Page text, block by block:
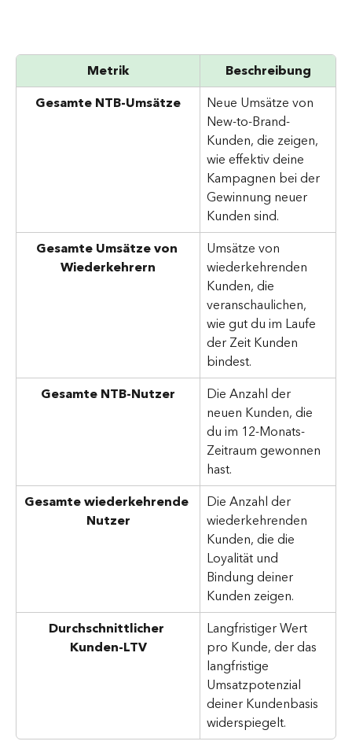
Metrik
Beschreibung
Gesamte NTB-Umsätze
Neue Umsätze von
New-to-Brand-
Kunden, die zeigen,
wie effektiv deine
Kampagnen bei der
Gewinnung neuer
Kunden sind.
Gesamte Umsätze von
Wiederkehrern
Umsätze von
wiederkehrenden
Kunden, die
veranschaulichen,
wie gut du im Laufe
der Zeit Kunden
bindest.
Gesamte NTB-Nutzer
Die Anzahl der
neuen Kunden, die
du im 12-Monats-
Zeitraum gewonnen
hast.
Gesamte wiederkehrende
Nutzer
Die Anzahl der
wiederkehrenden
Kunden, die die
Loyalität und
Bindung deiner
Kunden zeigen.
Durchschnittlicher
Kunden-LTV
Langfristiger Wert
pro Kunde, der das
langfristige
Umsatzpotenzial
deiner Kundenbasis
widerspiegelt.